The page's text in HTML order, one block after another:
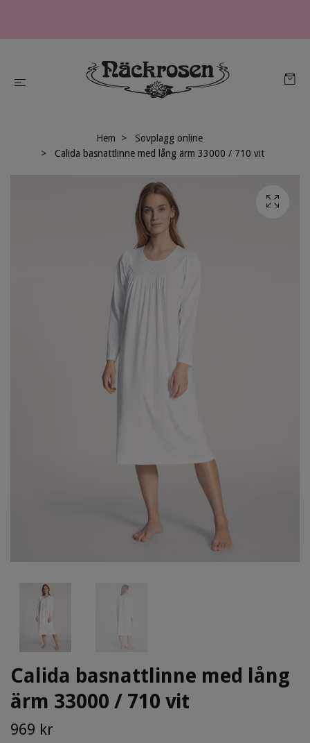
Hem
Sovplagg online
Calida basnattlinne med lång ärm 33000 / 710 vit
Calida basnattlinne med lång
ärm 33000 / 710 vit
969 kr